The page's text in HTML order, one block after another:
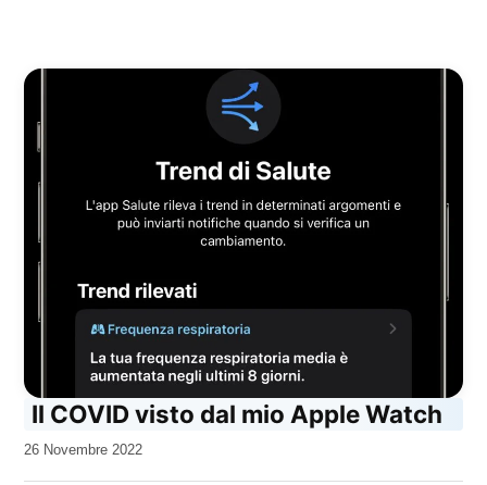
Il COVID visto dal mio Apple Watch
da
26 Novembre 2022